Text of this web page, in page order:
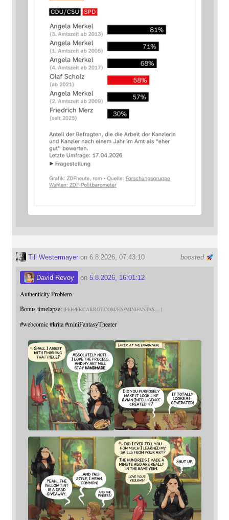
boosted
Till Westermayeron 6.8.2026, 07:43:10
David Revoy on 5.8.2026, 16:01:12
Authenticity Problem
Bonus timelapse: PEPPERCARROT.COM/EN/MINIFANTAS
#webcomic #krita #miniFantasyTheater